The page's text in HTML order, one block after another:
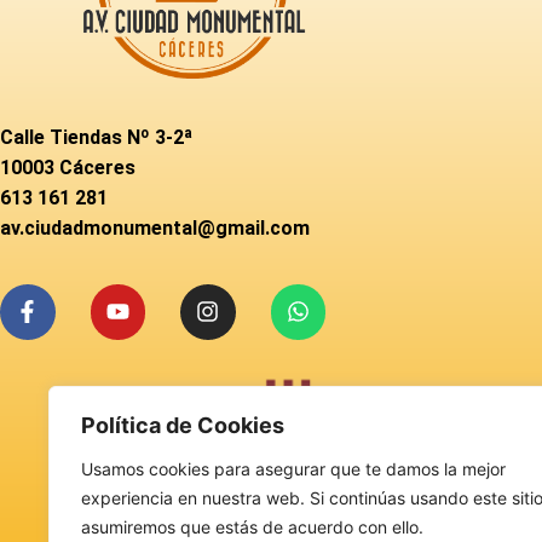
Política de Cookies
Usamos cookies para asegurar que te damos la mejor
experiencia en nuestra web. Si continúas usando este
asumiremos que estás de acuerdo con ello.
Calle Tiendas Nº 3-2ª
10003 Cáceres
613 161 281
av.ciudadmonumental@gmail.com